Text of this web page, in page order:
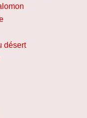
désert